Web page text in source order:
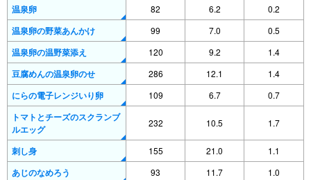
温泉卵 82 6.2 0.2
温泉卵の野菜あんかけ 99 7.0 0.5
温泉卵の温野菜添え 120 9.2 1.4
豆腐めんの温泉卵のせ 286 12.1 1.4
にらの電子レンジいり卵 109 6.7 0.7
トマトとチーズのスクランブ
ルエッグ
232 10.5 1.7
刺し身 155 21.0 1.1
あじのなめろう 93 11.7 1.0